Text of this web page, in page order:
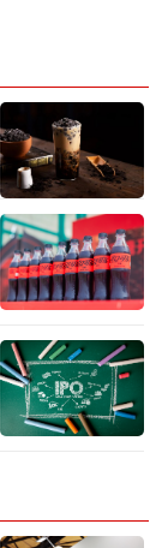
长、世界华
人企业家投
了重点发